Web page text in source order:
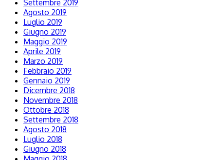
Settembre 2019
Agosto 2019
Luglio 2019
Giugno 2019
Maggio 2019
Aprile 2019
Marzo 2019
Febbraio 2019
Gennaio 2019
Dicembre 2018
Novembre 2018
Ottobre 2018
Settembre 2018
Agosto 2018
Luglio 2018
Giugno 2018